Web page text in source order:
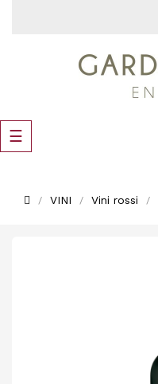
navigazione
Toggle
☰
VINI Vini rossi